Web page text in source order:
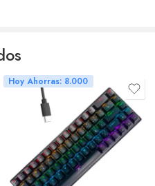
Hoy Ahorras: 8.000